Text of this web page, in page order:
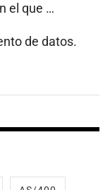
el que …
de datos.